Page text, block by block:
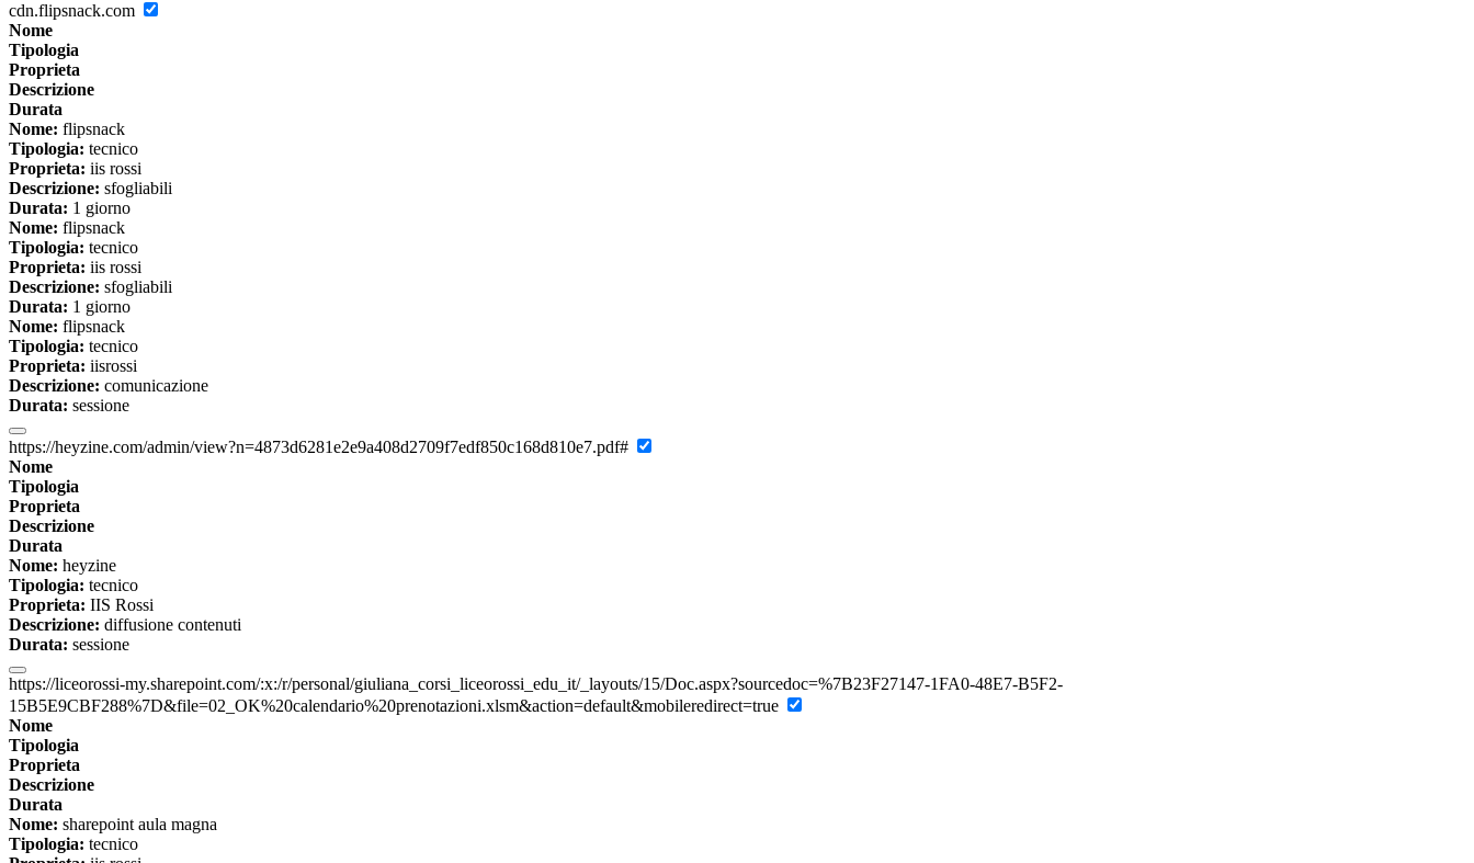
cdn.flipsnack.com
Nome
Tipologia
Proprieta
Descrizione
Durata
Nome: flipsnack
Tipologia: tecnico
Proprieta: iis rossi
Descrizione: sfogliabili
Durata: 1 giorno
Nome: flipsnack
Tipologia: tecnico
Proprieta: iis rossi
Descrizione: sfogliabili
Durata: 1 giorno
Nome: flipsnack
Tipologia: tecnico
Proprieta: iisrossi
Descrizione: comunicazione
Durata: sessione
https://heyzine.com/admin/view?n=4873d6281e2e9a408d2709f7edf850c168d810e7.pdf#
Nome
Tipologia
Proprieta
Descrizione
Durata
Nome: heyzine
Tipologia: tecnico
Proprieta: IIS Rossi
Descrizione: diffusione contenuti
Durata: sessione
https://liceorossi-my.sharepoint.com/:x:/r/personal/giuliana_corsi_liceorossi_edu_it/_layouts/15/Doc.aspx?sourcedoc=%7B23F27147-1FA0-48E7-B5F2-
15B5E9CBF288%7D&file=02_OK%20calendario%20prenotazioni.xlsm&action=default&mobileredirect=true
Nome
Tipologia
Proprieta
Descrizione
Durata
Nome: sharepoint aula magna
Tipologia: tecnico